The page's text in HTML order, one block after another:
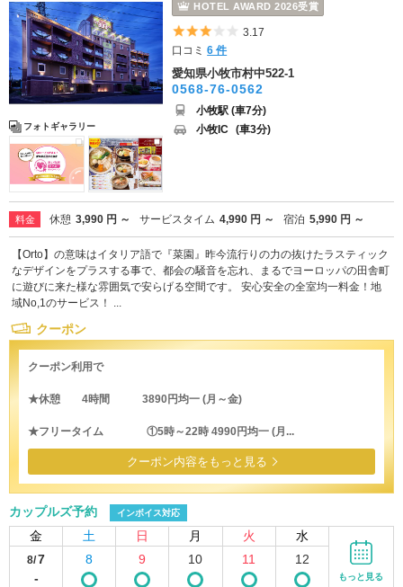
フォトギャラリー
HOTEL AWARD 2026受賞
5つ星のうち3
3.17
口コミ6 件
愛知県小牧市村中522-1
0568-76-0562
小牧駅 (車7分)
小牧IC (車3分)
料金 休憩 3,990 円 ～ サービスタイム 4,990 円 ～ 宿泊 5,990 円 ～
【Orto】の意味はイタリア語で『菜園』昨今流行りの力の抜けたラスティック
なデザインをプラスする事で、都会の騒音を忘れ、まるでヨーロッパの田舎町
に遊びに来た様な雰囲気で安らげる空間です。 安心安全の全室均一料金！地
域No,1のサービス！ ...
クーポン
クーポン利用で
★休憩 4時間 3890円均一 (月～金)
★フリータイム ①5時～22時 4990円均一 (月...
クーポン内容をもっと見る
カップルズ予約 インボイス対応
金 土 日 月 火 水
8/7
-
8 9 10 11 12
もっと見る